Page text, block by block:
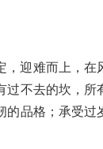
迎难而上，在
不去的坎，所
品格；承受过